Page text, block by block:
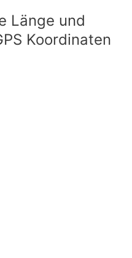
Länge und
Koordinaten